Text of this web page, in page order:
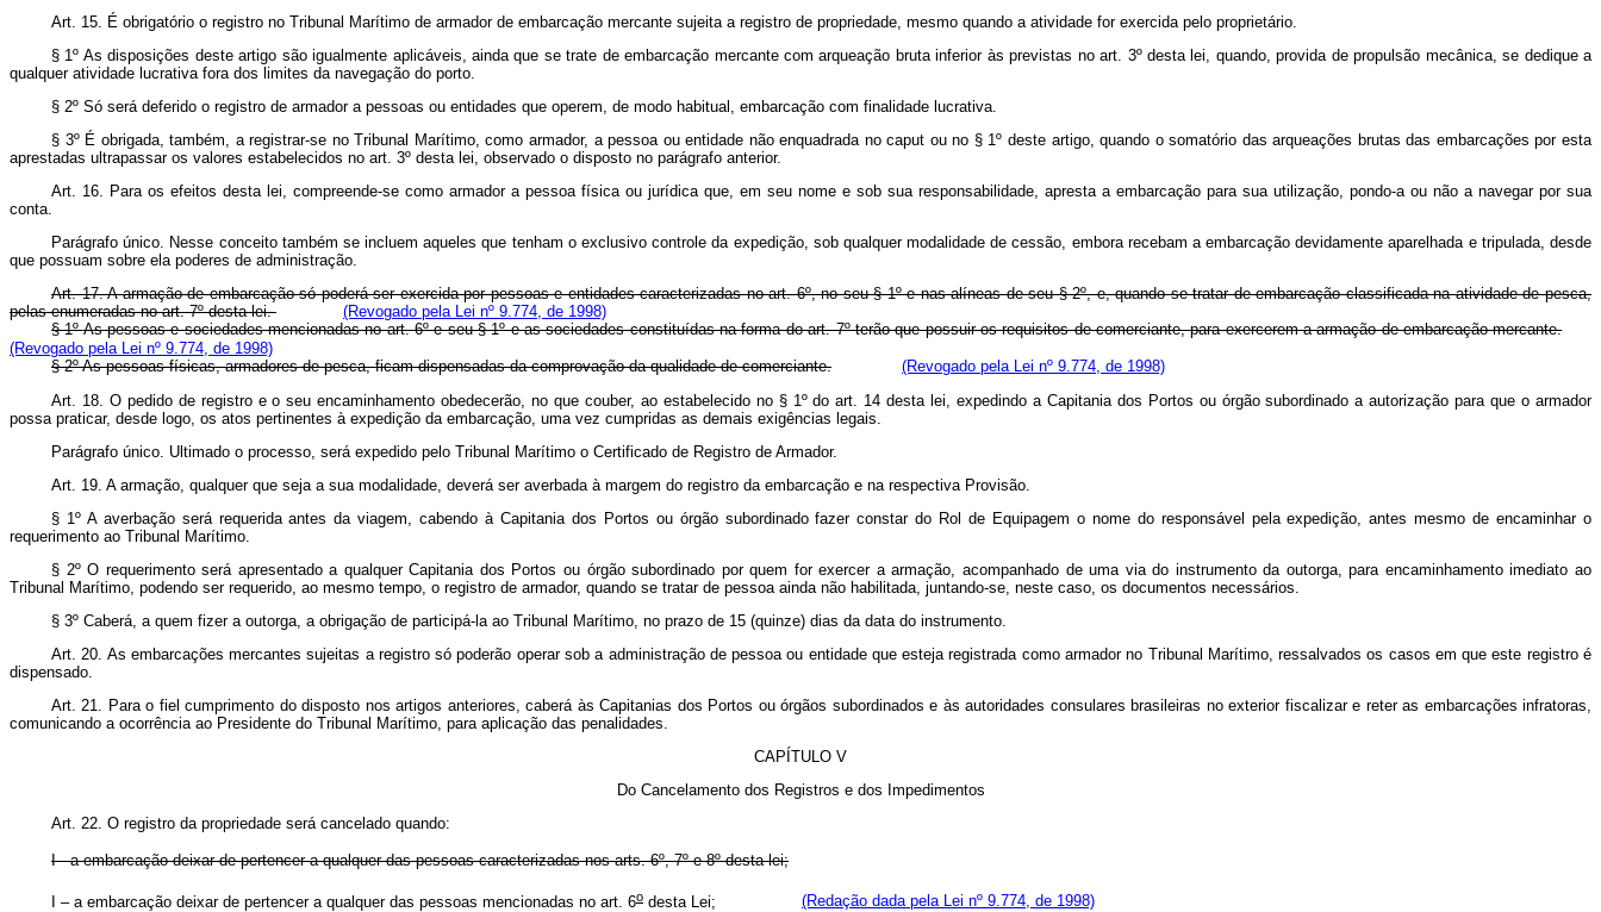
Art. 15. É obrigatório o registro no Tribunal Marítimo de armador de embarcação mercante sujeita a registro de propriedade, mesmo quando a atividade for exercida pelo proprietário.
§ 1º As disposições deste artigo são igualmente aplicáveis, ainda que se trate de embarcação mercante com arqueação bruta inferior às previstas no art. 3º desta lei, quando, provida de propulsão mecânica, se dedique a
qualquer atividade lucrativa fora dos limites da navegação do porto.
§ 2º Só será deferido o registro de armador a pessoas ou entidades que operem, de modo habitual, embarcação com finalidade lucrativa.
§ 3º É obrigada, também, a registrar-se no Tribunal Marítimo, como armador, a pessoa ou entidade não enquadrada no caput ou no § 1º deste artigo, quando o somatório das arqueações brutas das embarcações por esta
aprestadas ultrapassar os valores estabelecidos no art. 3º desta lei, observado o disposto no parágrafo anterior.
Art. 16. Para os efeitos desta lei, compreende-se como armador a pessoa física ou jurídica que, em seu nome e sob sua responsabilidade, apresta a embarcação para sua utilização, pondo-a ou não a navegar por sua
conta.
Parágrafo único. Nesse conceito também se incluem aqueles que tenham o exclusivo controle da expedição, sob qualquer modalidade de cessão, embora recebam a embarcação devidamente aparelhada e tripulada, desde
que possuam sobre ela poderes de administração.
Art. 17.A armação de embarcação só poderá ser exercida por pessoas e entidades caracterizadas no art. 6º, no seu § 1º e nas alíneas de seu § 2º, e, quando se tratar de embarcação classificada na atividade de pesca,
pelas enumeradas no art. 7º desta lei.
(Revogado pela Lei nº 9.774, de 1998)
§ 1ºAs pessoas e sociedades mencionadas no art. 6º e seu § 1º e as sociedades constituídas na forma do art. 7º terão que possuir os requisitos de comerciante, para exercerem a armação de embarcação mercante.
(Revogado pela Lei nº 9.774, de 1998)
§ 2ºAs pessoas físicas, armadores de pesca, ficam dispensadas da comprovação da qualidade de comerciante.
(Revogado pela Lei nº 9.774, de 1998)
Art. 18. O pedido de registro e o seu encaminhamento obedecerão, no que couber, ao estabelecido no § 1º do art. 14 desta lei, expedindo a Capitania dos Portos ou órgão subordinado a autorização para que o armador
possa praticar, desde logo, os atos pertinentes à expedição da embarcação, uma vez cumpridas as demais exigências legais.
Parágrafo único. Ultimado o processo, será expedido pelo Tribunal Marítimo o Certificado de Registro de Armador.
Art. 19. A armação, qualquer que seja a sua modalidade, deverá ser averbada à margem do registro da embarcação e na respectiva Provisão.
§ 1º A averbação será requerida antes da viagem, cabendo à Capitania dos Portos ou órgão subordinado fazer constar do Rol de Equipagem o nome do responsável pela expedição, antes mesmo de encaminhar o
requerimento ao Tribunal Marítimo.
§ 2º O requerimento será apresentado a qualquer Capitania dos Portos ou órgão subordinado por quem for exercer a armação, acompanhado de uma via do instrumento da outorga, para encaminhamento imediato ao
Tribunal Marítimo, podendo ser requerido, ao mesmo tempo, o registro de armador, quando se tratar de pessoa ainda não habilitada, juntando-se, neste caso, os documentos necessários.
§ 3º Caberá, a quem fizer a outorga, a obrigação de participá-la ao Tribunal Marítimo, no prazo de 15 (quinze) dias da data do instrumento.
Art. 20. As embarcações mercantes sujeitas a registro só poderão operar sob a administração de pessoa ou entidade que esteja registrada como armador no Tribunal Marítimo, ressalvados os casos em que este registro é
dispensado.
Art. 21. Para o fiel cumprimento do disposto nos artigos anteriores, caberá às Capitanias dos Portos ou órgãos subordinados e às autoridades consulares brasileiras no exterior fiscalizar e reter as embarcações infratoras,
comunicando a ocorrência ao Presidente do Tribunal Marítimo, para aplicação das penalidades.
CAPÍTULO V
Do Cancelamento dos Registros e dos Impedimentos
Art. 22. O registro da propriedade será cancelado quando:
I - a embarcação deixar de pertencer a qualquer das pessoas caracterizadas nos arts. 6º, 7º e 8º desta lei;
I – a embarcação deixar de pertencer a qualquer das pessoas mencionadas no art. 6o desta Lei; (Redação dada pela Lei nº 9.774, de 1998)